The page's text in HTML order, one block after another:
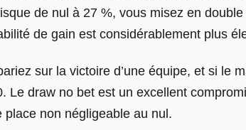
de nul à 27 %, vous misez en
de gain est considérablement plus
sur la victoire d’une équipe, et si le
Le draw no bet est un excellent
non négligeable au nul.